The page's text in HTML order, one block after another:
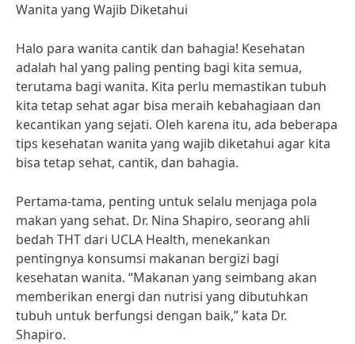
Wanita yang Wajib Diketahui
Halo para wanita cantik dan bahagia! Kesehatan
adalah hal yang paling penting bagi kita semua,
terutama bagi wanita. Kita perlu memastikan tubuh
kita tetap sehat agar bisa meraih kebahagiaan dan
kecantikan yang sejati. Oleh karena itu, ada beberapa
tips kesehatan wanita yang wajib diketahui agar kita
bisa tetap sehat, cantik, dan bahagia.
Pertama-tama, penting untuk selalu menjaga pola
makan yang sehat. Dr. Nina Shapiro, seorang ahli
bedah THT dari UCLA Health, menekankan
pentingnya konsumsi makanan bergizi bagi
kesehatan wanita. “Makanan yang seimbang akan
memberikan energi dan nutrisi yang dibutuhkan
tubuh untuk berfungsi dengan baik,” kata Dr.
Shapiro.